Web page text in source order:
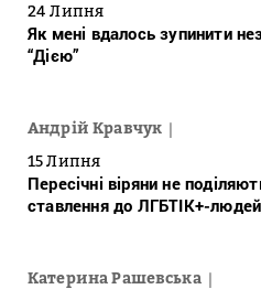
24 Липня
Як мені вдалось зупинити
“Дією”
Андрій Кравчук
15 Липня
Пересічні віряни не
ставлення до ЛГБТІК+-
Катерина Рашевська